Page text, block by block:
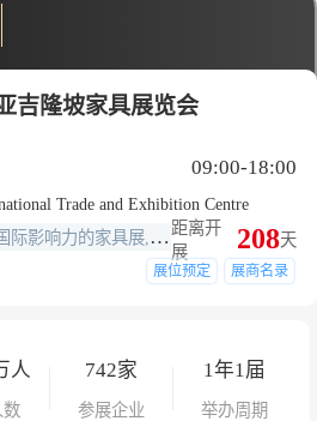
吉隆坡家具展览会
09:00-18:00
Trade and Exhibition Centre
东盟地区规模最大、最具国际影响力的家具展,全球十大家具展之一 距离开
展
208天
展位预定 展商名录
人
数
742家
参展企业
1年1届
举办周期